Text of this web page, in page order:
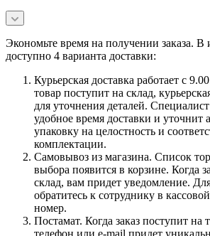
Экономьте время на получении заказа. В
доступно 4 варианта доставки:
Курьерская доставка работает с
товар поступит на склад,
для уточнения деталей.
удобное время доставки и уточнит
упаковку на целостность и
комплектации.
Самовывоз из магазина. Список
выбора появится в корзине. Когда
склад, вам придет уведомление.
обратитесь к сотруднику в
номер.
Постамат. Когда заказ поступит на